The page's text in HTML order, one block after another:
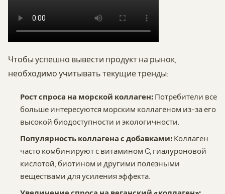
Чтобы успешно вывести продукт на рынок,
необходимо учитывать текущие тренды:
Рост спроса на морской коллаген: Потребители все
больше интересуются морским коллагеном из-за его
высокой биодоступности и экологичности.
Популярность коллагена с добавками: Коллаген
часто комбинируют с витамином C, гиалуроновой
кислотой, биотином и другими полезными
веществами для усиления эффекта.